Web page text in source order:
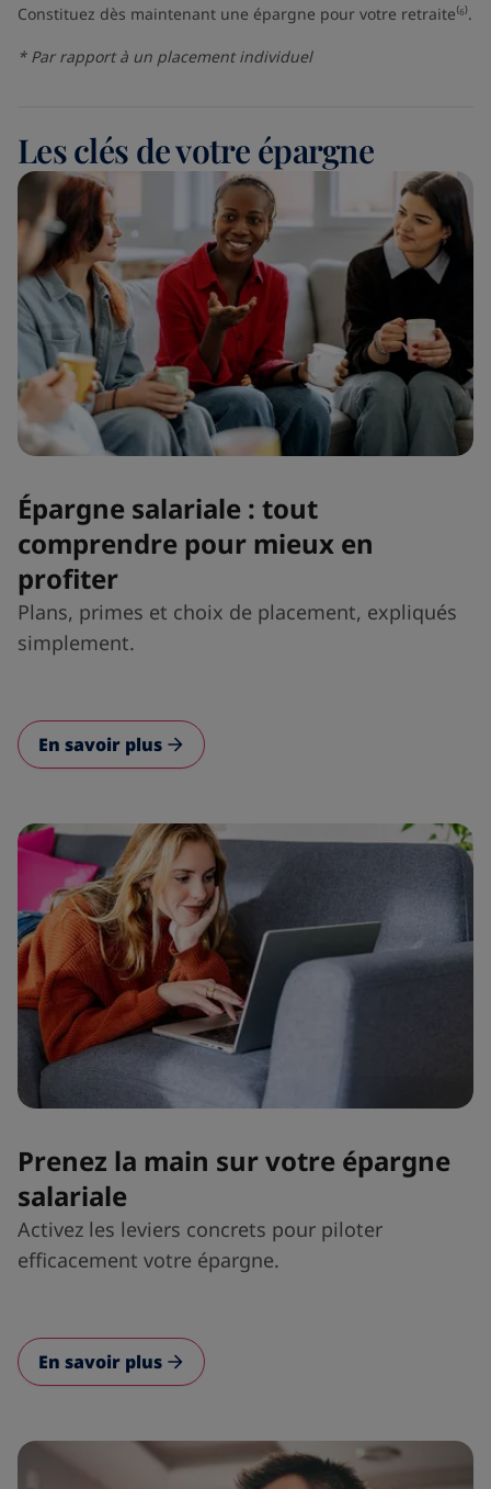
Constituez dès maintenant une épargne pour votre retraite⁽⁶⁾.
* Par rapport à un placement individuel
Les clés de votre épargne
Épargne salariale : tout
comprendre pour mieux en
profiter
Plans, primes et choix de placement, expliqués
simplement.
En savoir plus
Prenez la main sur votre épargne
salariale
Activez les leviers concrets pour piloter
efficacement votre épargne.
En savoir plus